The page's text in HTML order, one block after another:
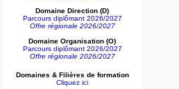
Domaine Direction (D)
Parcours diplômant 2026/2027
Offre régionale 2026/2027
Domaine Organisation (O)
Parcours diplômant 2026/2027
Offre régionale 2026/2027
Domaines & Filières de formation
Cliquez ici